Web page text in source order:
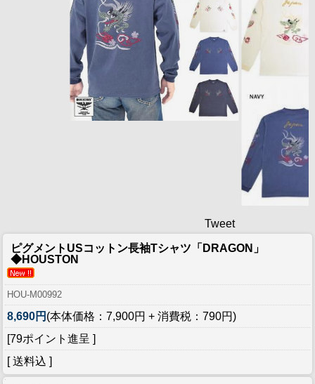
Tweet
ピグメントUSコットン長袖Tシャツ「DRAGON」
◆HOUSTON
HOU-M00992
8,690円 (本体価格：7,900円 + 消費税：790円)
[79ポイント進呈 ]
[ 送料込 ]